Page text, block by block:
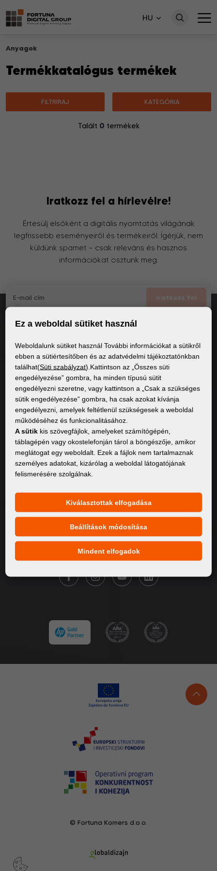
HU
Anyagok
Termékkatalógus termékek
FILTRIRAJ KATEGÓRIA
Talált 0 termékek
Iratkozz fel a hírlevélre!
Értesülj elsőként a digitális nyomtatás világának
legfrissebb eseményeiről és termékeiről. Ígérjük, nem
küldünk spamet – csak releváns és hasznos
információkat osztunk meg.
Iratkozz fel
Elfogadoma GDPR általános feltételei
ÁLTALÁNOS INFORMÁCIÓK
Adatvédelmi irányelvek
Sütiszabályzat
TARTALOM
Rólunk
Termékek
Márkáink
Kapcsolat
KÖVESSE A FORTUNA DIGITAL GROUP
© Fortuna Komers d.o.o.
Ez a weboldal sütiket használ
Weboldalunk sütiket használ További információkat a sütikről
ebben a sütiértesítőben és az adatvédelmi tájékoztatónkban
találhat(Süti szabályzat).Kattintson az „Összes süti
engedélyezése” gombra, ha minden típusú sütit
engedélyezni szeretne, vagy kattintson a „Csak a szükséges
sütik engedélyezése” gombra, ha csak azokat kívánja
engedélyezni, amelyek feltétlenül szükségesek a weboldal
működéséhez és funkcionalitásához.
A sütik kis szövegfájlok, amelyeket számítógépén,
táblagépén vagy okostelefonján tárol a böngészője, amikor
meglátogat egy weboldalt. Ezek a fájlok nem tartalmaznak
személyes adatokat, kizárólag a weboldal látogatójának
felismerésére szolgálnak.
Kiválasztottak elfogadása
Beállítások módosítása
Mindent elfogadok